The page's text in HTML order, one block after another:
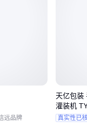
求：集成线通常有明
阶段扩容
远品牌
天亿包装
灌装机
真实性已